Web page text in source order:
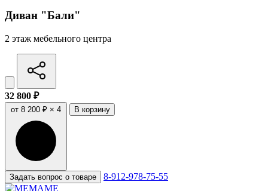
Диван "Бали"
2 этаж мебельного центра
32 800 ₽
от 8 200 ₽ × 4 В корзину
Задать вопрос о товаре 8-912-978-75-55